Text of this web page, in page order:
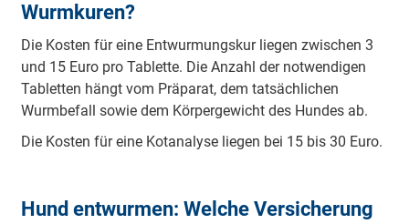
Wurmkuren?
Die Kosten für eine Entwurmungskur liegen zwischen 3
und 15 Euro pro Tablette. Die Anzahl der notwendigen
Tabletten hängt vom Präparat, dem tatsächlichen
Wurmbefall sowie dem Körpergewicht des Hundes ab.
Die Kosten für eine Kotanalyse liegen bei 15 bis 30 Euro.
Hund entwurmen: Welche Versicherung